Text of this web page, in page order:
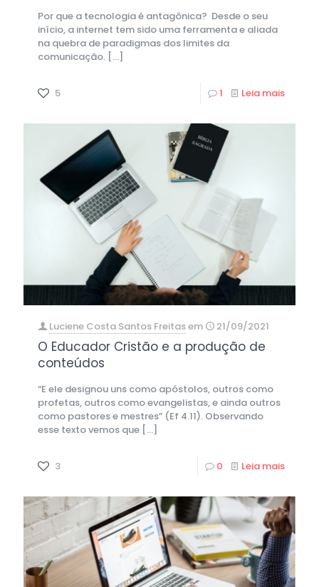
Por que a tecnologia é antagônica? Desde o seu
início, a internet tem sido uma ferramenta e aliada
na quebra de paradigmas dos limites da
comunicação. […]
5 1 Leia mais
Luciene Costa Santos Freitasem 21/09/2021
O Educador Cristão e a produção de
conteúdos
“E ele designou uns como apóstolos, outros como
profetas, outros como evangelistas, e ainda outros
como pastores e mestres” (Ef 4.11). Observando
esse texto vemos que […]
3 0 Leia mais